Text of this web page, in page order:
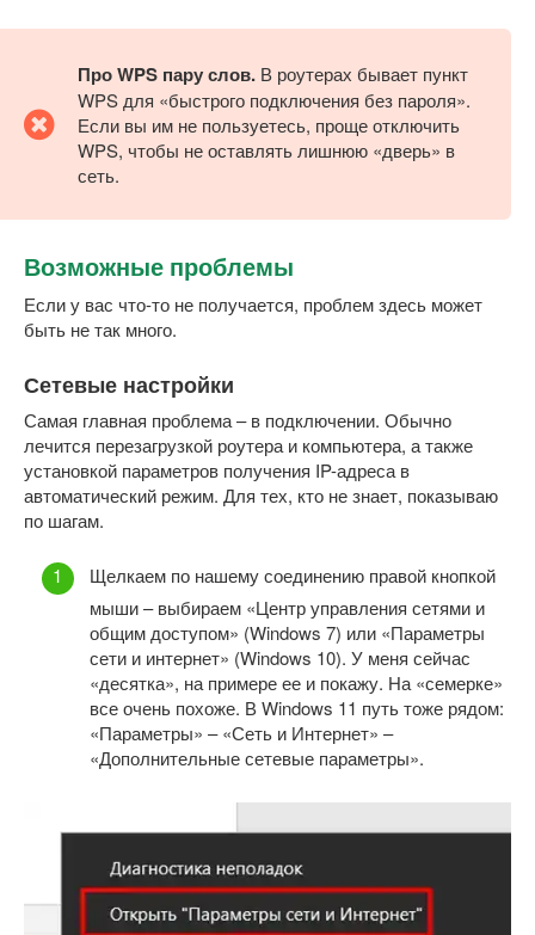
Про WPS пару слов. В роутерах бывает пункт
WPS для «быстрого подключения без пароля».
Если вы им не пользуетесь, проще отключить
WPS, чтобы не оставлять лишнюю «дверь» в
сеть.
Возможные проблемы
Если у вас что-то не получается, проблем здесь может
быть не так много.
Сетевые настройки
Самая главная проблема – в подключении. Обычно
лечится перезагрузкой роутера и компьютера, а также
установкой параметров получения IP-адреса в
автоматический режим. Для тех, кто не знает, показываю
по шагам.
Щелкаем по нашему соединению правой кнопкой
мыши – выбираем «Центр управления сетями и
общим доступом» (Windows 7) или «Параметры
сети и интернет» (Windows 10). У меня сейчас
«десятка», на примере ее и покажу. На «семерке»
все очень похоже. В Windows 11 путь тоже рядом:
«Параметры» – «Сеть и Интернет» –
«Дополнительные сетевые параметры».